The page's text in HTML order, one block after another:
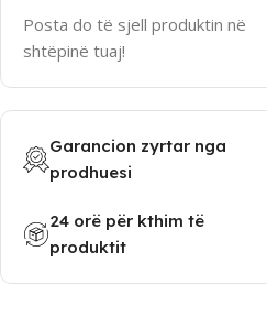
Posta do të sjell produktin në
shtëpinë tuaj!
Garancion zyrtar nga
prodhuesi
24 orë për kthim të
produktit